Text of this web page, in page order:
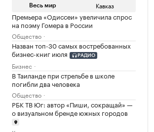
Весь мир Кавказ
Премьера «Одиссеи» увеличила спрос
на поэму Гомера в России
Общество
Назван топ-30 самых востребованных
бизнес-книг июля
РАДИО
Бизнес
В Таиланде при стрельбе в школе
погибли два человека
Общество
РБК ТВ Юг: автор «Пиши, сокращай» —
о визуальном бренде южных городов